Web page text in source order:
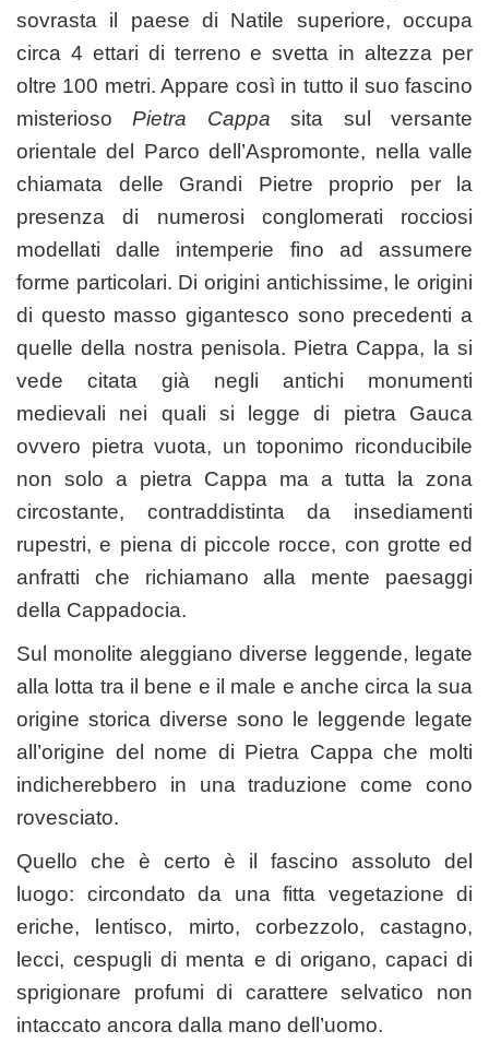
sovrasta il paese di Natile superiore, occupa
circa 4 ettari di terreno e svetta in altezza per
oltre 100 metri. Appare così in tutto il suo fascino
misteriosoPietra Cappasita sul versante
orientale del Parco dell’Aspromonte, nella valle
chiamata delle Grandi Pietre proprio per la
presenza di numerosi conglomerati rocciosi
modellati dalle intemperie fino ad assumere
forme particolari. Di origini antichissime, le origini
di questo masso gigantesco sono precedenti a
quelle della nostra penisola. Pietra Cappa, la si
vede citata già negli antichi monumenti
medievali nei quali si legge di pietra Gauca
ovvero pietra vuota, un toponimo riconducibile
non solo a pietra Cappa ma a tutta la zona
circostante, contraddistinta da insediamenti
rupestri, e piena di piccole rocce, con grotte ed
anfratti che richiamano alla mente paesaggi
della Cappadocia.
Sul monolite aleggiano diverse leggende, legate
alla lotta tra il bene e il male e anche circa la sua
origine storica diverse sono le leggende legate
all’origine del nome di Pietra Cappa che molti
indicherebbero in una traduzione come cono
rovesciato.
Quello che è certo è il fascino assoluto del
luogo: circondato da una fitta vegetazione di
eriche, lentisco, mirto, corbezzolo, castagno,
lecci, cespugli di menta e di origano, capaci di
sprigionare profumi di carattere selvatico non
intaccato ancora dalla mano dell’uomo.